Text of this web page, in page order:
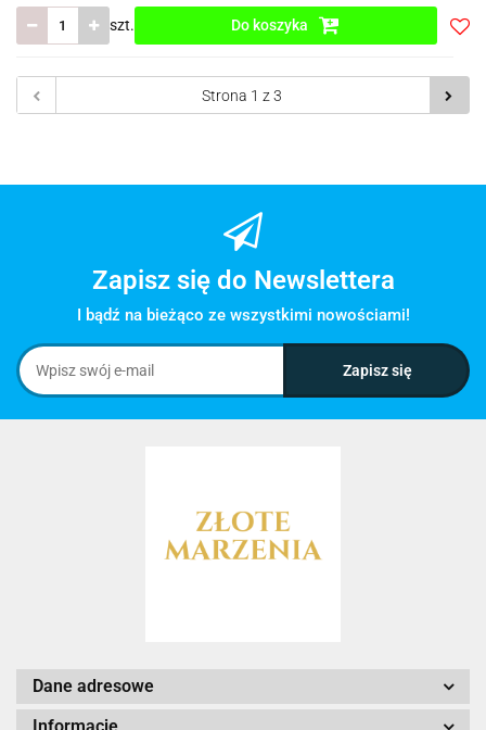
szt. Do koszyka
Zapisz się do Newslettera
I bądź na bieżąco ze wszystkimi nowościami!
Dane adresowe